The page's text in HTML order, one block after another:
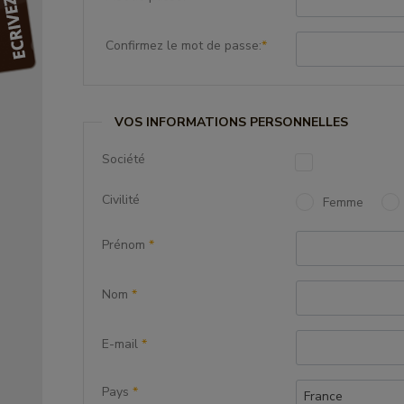
Confirmez le mot de passe:*
VOS INFORMATIONS PERSONNELLES
Société
Civilité Femme
Prénom *
Nom *
E-mail *
Pays * France